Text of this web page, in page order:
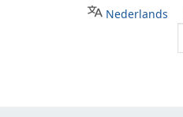
Nederlands